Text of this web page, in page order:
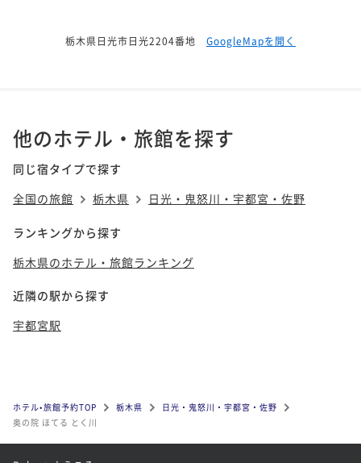
栃木県日光市日光2204番地 GoogleMapを開く
他のホテル・旅館を探す
同じ宿タイプで探す
全国の旅館
栃木県 日光・鬼怒川・宇都宮・佐野
ランキングから探す
栃木県のホテル・旅館ランキング
近隣の駅から探す
宇都宮駅
ホテル•旅館予約TOP 栃木県
日光・鬼怒川・宇都宮・佐野
奥の院 ほてる とく川